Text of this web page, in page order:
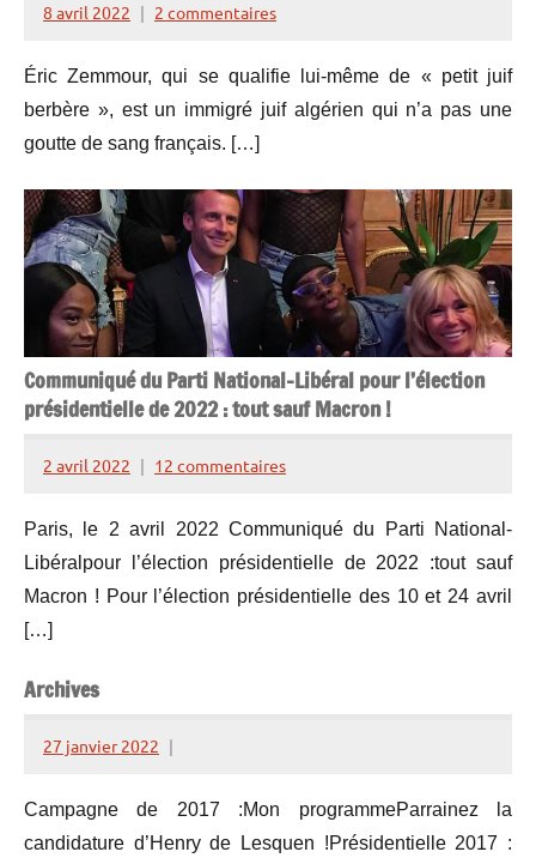
8 avril 2022
Henry
Lesquen
2 commentaires
Éric Zemmour, qui se qualifie lui-même de « petit juif
berbère », est un immigré juif algérien qui n’a pas une
goutte de sang français. […]
Communiqué du Parti National-Libéral pour l’élection
présidentielle de 2022 : tout sauf Macron !
2 avril 2022
Henry
Lesquen
12 commentaires
Paris, le 2 avril 2022 Communiqué du Parti National-
Libéralpour l’élection présidentielle de 2022 :tout sauf
Macron ! Pour l’élection présidentielle des 10 et 24 avril
[…]
Archives
27 janvier 2022
Henry
Lesquen
Campagne de 2017 :Mon programmeParrainez la
candidature d’Henry de Lesquen !Présidentielle 2017 :